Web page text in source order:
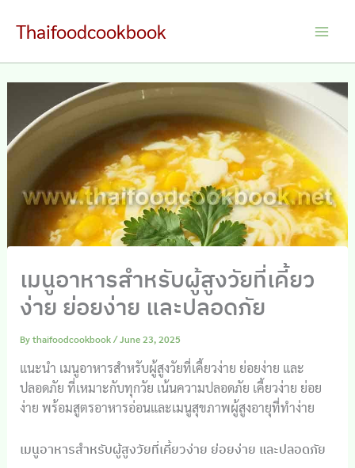
Thaifoodcookbook
เมนูอาหารสำหรับผู้สูงวัยที่เคี้ยว
ง่าย ย่อยง่าย และปลอดภัย
Bythaifoodcookbook/June 23, 2025
แนะนำ เมนูอาหารสำหรับผู้สูงวัยที่เคี้ยวง่าย ย่อยง่าย และ
ปลอดภัย ที่เหมาะกับทุกวัย เน้นความปลอดภัย เคี้ยวง่าย ย่อย
ง่าย พร้อมสูตรอาหารอ่อนและเมนูสุขภาพผู้สูงอายุที่ทำง่าย
เมนูอาหารสำหรับผู้สูงวัยที่เคี้ยวง่าย ย่อยง่าย และปลอดภัย